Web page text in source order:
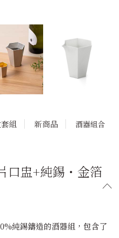
組 新商品 酒器組合
口盅+純錫・金箔
純錫鑄造的酒器組，包含了